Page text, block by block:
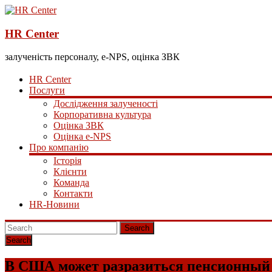
HR Center
залученість персоналу, e-NPS, оцінка ЗВК
HR Center
Послуги
Дослідження залученості
Корпоративна культура
Оцінка ЗВК
Оцінка e-NPS
Про компанію
Історія
Клієнти
Команда
Контакти
HR-Новини
Search
В США может разразиться пенсионный